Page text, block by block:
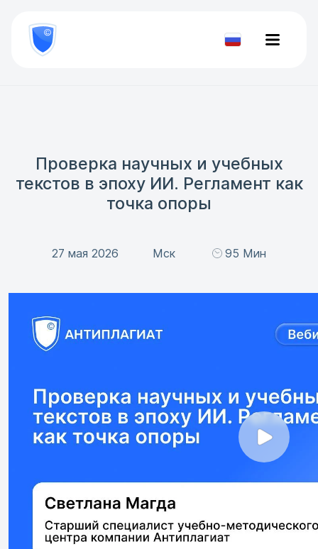
800
777-
81-Проверить
Проверка научных и учебных
текстов в эпоху ИИ. Регламент как
точка опоры
27 мая 2026 Мск 95 Мин